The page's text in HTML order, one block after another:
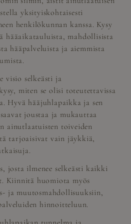
yksityiskohtaisesti
henkilökunnan kanssa. Kysy
hääaikatauluista, mahdollisista
hääpalveluista ja aiemmista
visio selkeästi ja
miten se olisi toteutettavissa
Hyvä hääjuhlapaikka ja sen
joustaa ja mukauttaa
ainutlaatuisten toiveiden
tarjoaisivat vain jäykkiä,
josta ilmenee selkeästi kaikki
Kiinnitä huomiota myös
ja muutosmahdollisuuksiin,
hinnoitteluun.